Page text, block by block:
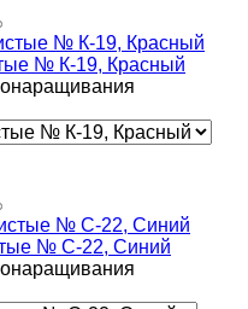
№ К-19, Красный
№ С-22, Синий